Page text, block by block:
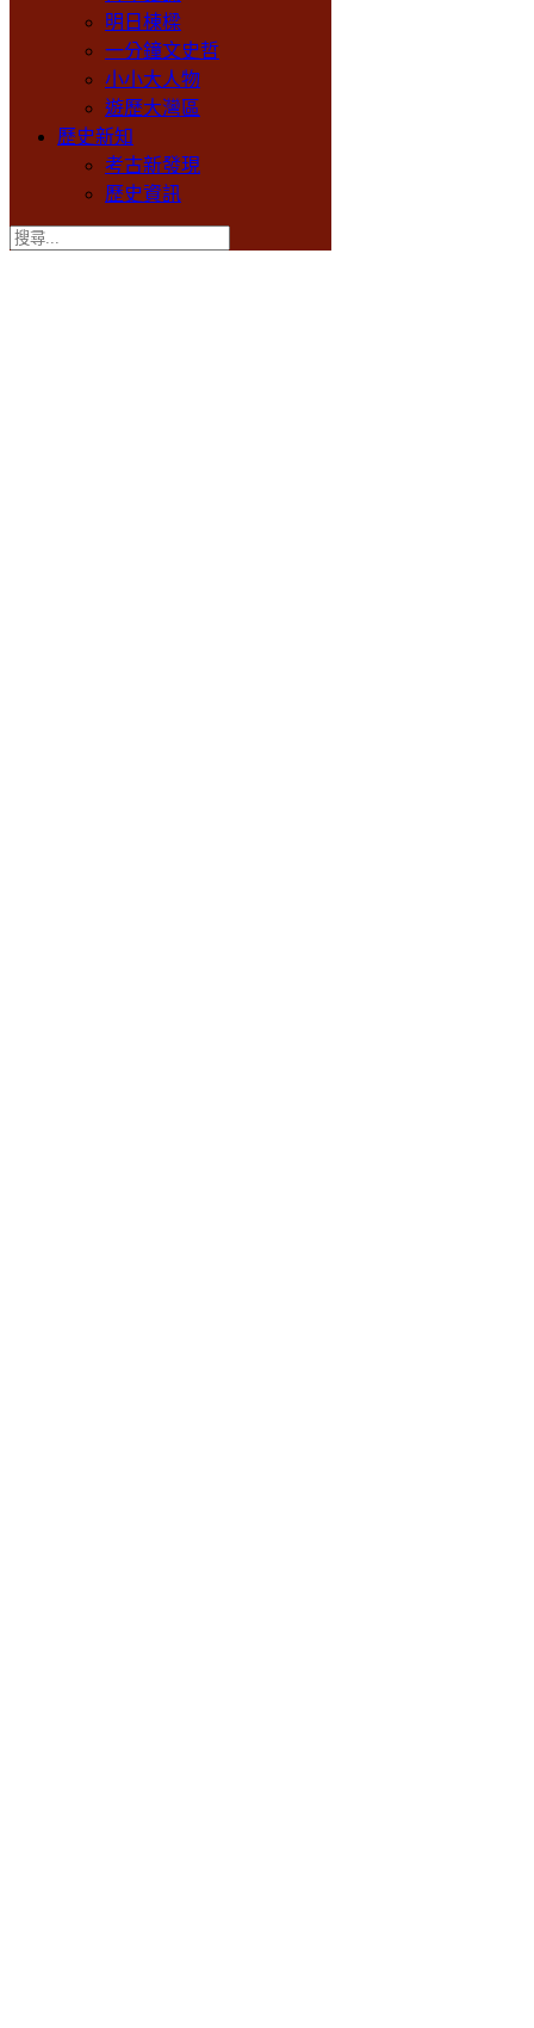
明日棟樑
一分鐘文史哲
小小大人物
遊歷大灣區
歷史新知
考古新發現
歷史資訊